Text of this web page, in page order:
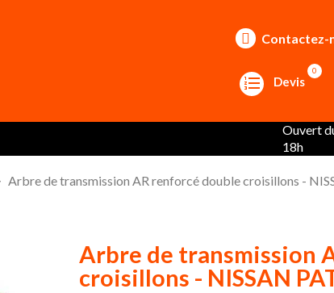
Contactez-
Devis
0
Ouvert
18h
Arbre de transmission AR renforcé double croisillons -
Arbre de transmission
croisillons - NISSAN